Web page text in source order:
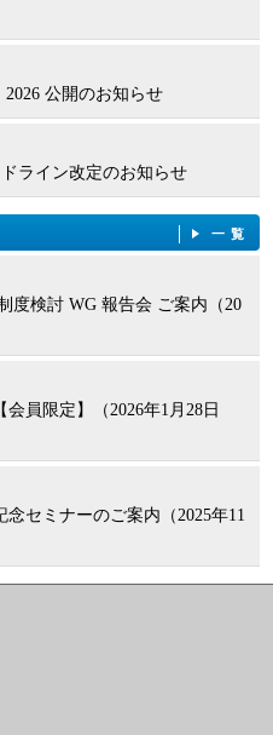
公開のお知らせ
ライン改定のお知らせ
一覧
度検討 WG 報告会 ご案内（20
会員限定】（2026年1月28日
セミナーのご案内（2025年11